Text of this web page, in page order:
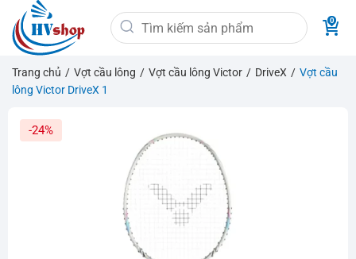
qua
nội
dung
Tìm
kiếm:
Trang chủ / Vợt cầu lông / Vợt cầu lông Victor / DriveX / Vợt cầu
lông Victor DriveX 1
-24%